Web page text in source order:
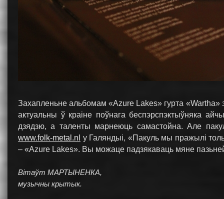
Захапленьне альбомам «Azure Lakes» гурта «Wartha»
актуальны ў краіне поўнага беспэрспэктыўняка
дзядзю, а таленты марнеюць самастойна. Але
www.folk-metal.nl у Галяндыі, «Пакуль мы пражылі
– «Azure Lakes». Вы можаце падзякаваць мяне
Вітаўт МAРТЫНЕНКА,
музычны крытык.